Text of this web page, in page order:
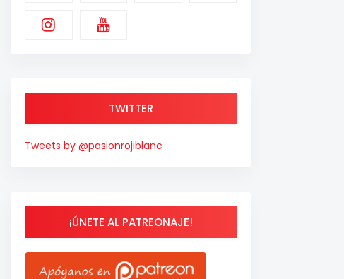
TWITTER
Tweets by @pasionrojiblanc
¡ÚNETE AL PATREONAJE!